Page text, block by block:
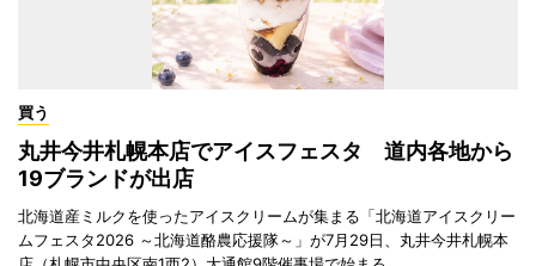
買う
丸井今井札幌本店でアイスフェスタ 道内各地から
19ブランドが出店
北海道産ミルクを使ったアイスクリームが集まる「北海道アイスクリー
ムフェスタ2026 ～北海道酪農応援隊～」が7月29日、丸井今井札幌本